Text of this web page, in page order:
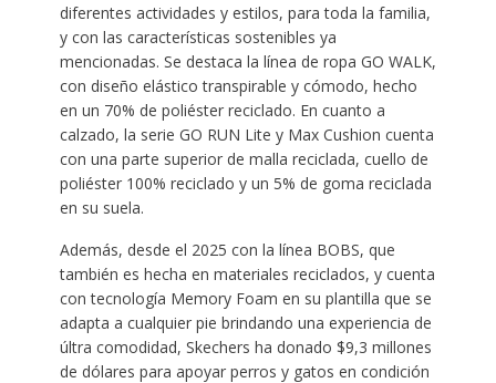
diferentes actividades y estilos, para toda la familia,
y con las características sostenibles ya
mencionadas. Se destaca la línea de ropa GO WALK,
con diseño elástico transpirable y cómodo, hecho
en un 70% de poliéster reciclado. En cuanto a
calzado, la serie GO RUN Lite y Max Cushion cuenta
con una parte superior de malla reciclada, cuello de
poliéster 100% reciclado y un 5% de goma reciclada
en su suela.
Además, desde el 2025 con la línea BOBS, que
también es hecha en materiales reciclados, y cuenta
con tecnología Memory Foam en su plantilla que se
adapta a cualquier pie brindando una experiencia de
últra comodidad, Skechers ha donado $9,3 millones
de dólares para apoyar perros y gatos en condición